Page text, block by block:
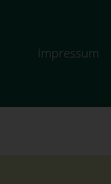
Impressum